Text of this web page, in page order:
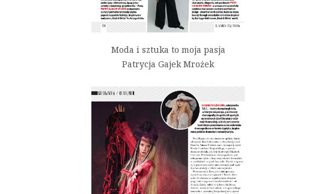
Moda i sztuka to moja pasja
Patrycja Gajek Mrożek